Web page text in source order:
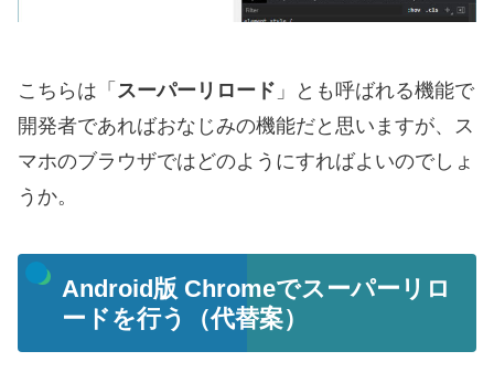
こちらは「 スーパーリロード 」とも呼ばれる機能で
開発者であればおなじみの機能だと思いますが、ス
マホのブラウザではどのようにすればよいのでしょ
うか。
Android版 Chromeでスーパーリロ
ードを行う（代替案）